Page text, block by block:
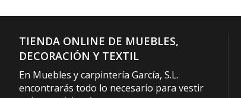
TIENDA ONLINE DE MUEBLES,
DECORACIÓN Y TEXTIL
En Muebles y carpintería García, S.L.
encontrarás todo lo necesario para vestir